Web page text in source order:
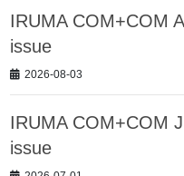
IRUMA COM+COM
issue
2026-08-03
IRUMA COM+COM
issue